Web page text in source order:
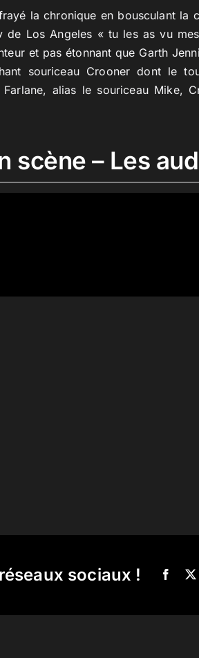
la chronique en bousculant la
de Los Angeles « tu les as vu
et pas étonnant que Garth
souriceau Crooner dont le
alias le souriceau Mike,
scène – Les
sociaux !